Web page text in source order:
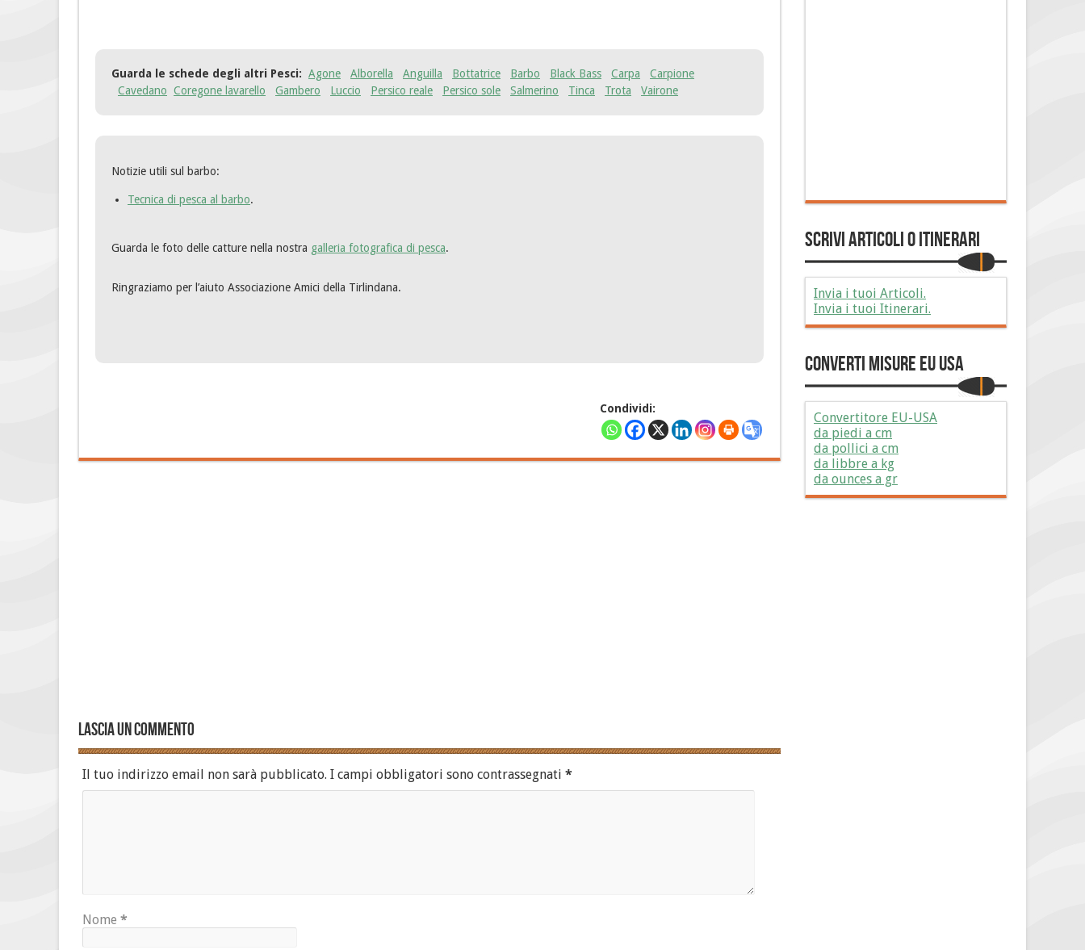
Guarda le schede degli altri Pesci: Agone Alborella Anguilla Bottatrice Barbo Black Bass Carpa
Carpione
Cavedano Coregone lavarello Gambero Luccio Persico reale Persico sole Salmerino Tinca Trota Vairone
Notizie utili sul barbo:
Tecnica di pesca al barbo.
Guarda le foto delle catture nella nostra galleria fotografica di pesca.
Ringraziamo per l’aiuto Associazione Amici della Tirlindana.
Condividi:
Lascia un commento
Il tuo indirizzo email non sarà pubblicato. I campi obbligatori sono contrassegnati *
Nome *
Scrivi Articoli o Itinerari
Invia i tuoi Articoli.
Invia i tuoi Itinerari.
Converti Misure EU USA
Convertitore EU-USA
da piedi a cm
da pollici a cm
da libbre a kg
da ounces a gr